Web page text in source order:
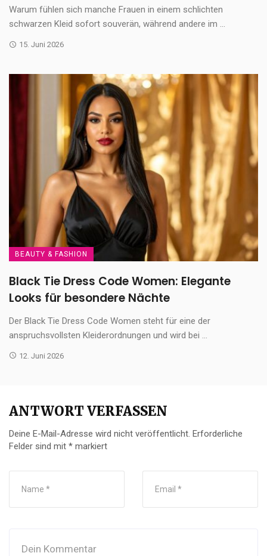
Warum fühlen sich manche Frauen in einem schlichten
schwarzen Kleid sofort souverän, während andere im ...
15. Juni 2026
BEAUTY & FASHION
Black Tie Dress Code Women: Elegante
Looks für besondere Nächte
Der Black Tie Dress Code Women steht für eine der
anspruchsvollsten Kleiderordnungen und wird bei ...
12. Juni 2026
ANTWORT VERFASSEN
Deine E-Mail-Adresse wird nicht veröffentlicht. Erforderliche
Felder sind mit * markiert